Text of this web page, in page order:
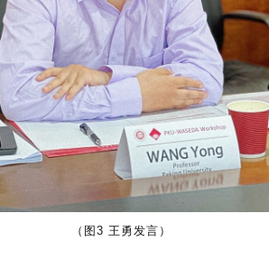
（图3 王勇发言）